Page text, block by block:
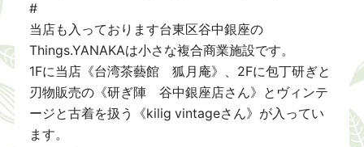
#
当店も入っております台東区谷中銀座の
Things.YANAKAは小さな複合商業施設です。
1Fに当店《台湾茶藝館 狐月庵》、2Fに包丁研ぎと
刃物販売の《研ぎ陣 谷中銀座店さん》とヴィンテ
ージと古着を扱う《kilig vintageさん》が入ってい
ます。